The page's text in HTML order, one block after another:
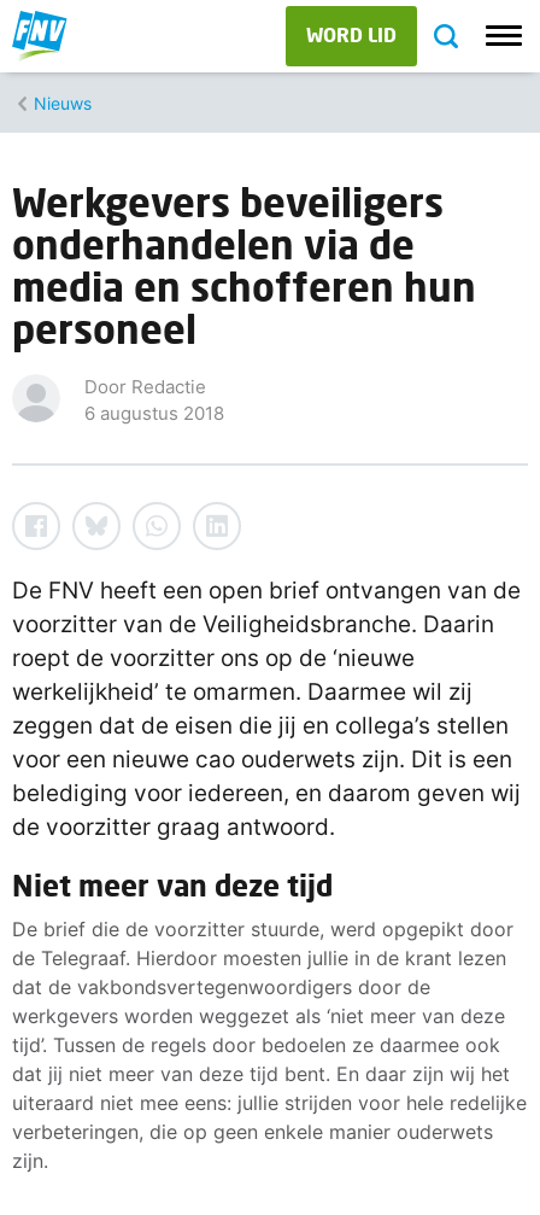
WORD LID
Nieuws
Werkgevers beveiligers
onderhandelen via de
media en schofferen hun
personeel
Door Redactie
6 augustus 2018
De FNV heeft een open brief ontvangen van de
voorzitter van de Veiligheidsbranche. Daarin
roept de voorzitter ons op de ‘nieuwe
werkelijkheid’ te omarmen. Daarmee wil zij
zeggen dat de eisen die jij en collega’s stellen
voor een nieuwe cao ouderwets zijn. Dit is een
belediging voor iedereen, en daarom geven wij
de voorzitter graag antwoord.
Niet meer van deze tijd
De brief die de voorzitter stuurde, werd opgepikt door
de Telegraaf. Hierdoor moesten jullie in de krant lezen
dat de vakbondsvertegenwoordigers door de
werkgevers worden weggezet als ‘niet meer van deze
tijd’. Tussen de regels door bedoelen ze daarmee ook
dat jij niet meer van deze tijd bent. En daar zijn wij het
uiteraard niet mee eens: jullie strijden voor hele redelijke
verbeteringen, die op geen enkele manier ouderwets
zijn.